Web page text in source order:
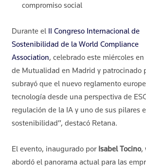
compromiso social
Durante el II Congreso Internacional de
Sostenibilidad de la World Compliance
Association, celebrado este miércoles en
de Mutualidad en Madrid y patrocinado
subrayó que el nuevo reglamento
tecnología desde una perspectiva de
regulación de la IA y uno de sus pilares
sostenibilidad”, destacó Retana.
El evento, inaugurado por Isabel Tocino,
abordó el panorama actual para las